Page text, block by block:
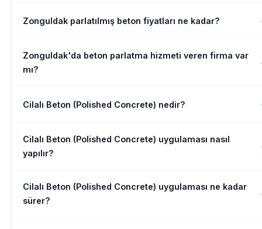
Zonguldak parlatılmış beton fiyatları ne kadar?
Zonguldak'da beton parlatma hizmeti veren firma var
mı?
Cilalı Beton (Polished Concrete) nedir?
Cilalı Beton (Polished Concrete) uygulaması nasıl
yapılır?
Cilalı Beton (Polished Concrete) uygulaması ne kadar
sürer?